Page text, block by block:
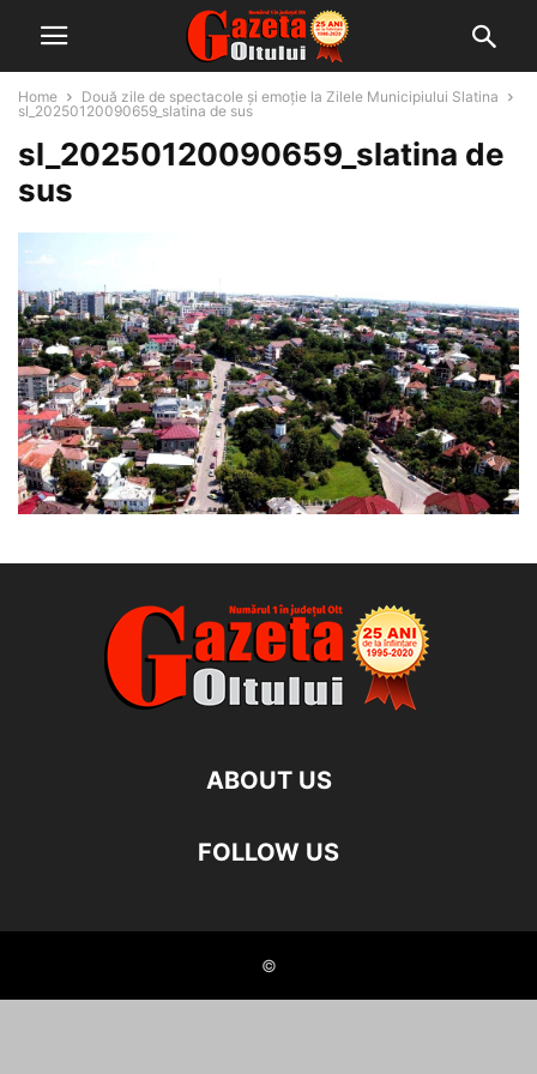
Home
Două zile de spectacole și emoție la Zilele Municipiului Slatina
sl_20250120090659_slatina de sus
sl_20250120090659_slatina de
sus
ABOUT US
FOLLOW US
©